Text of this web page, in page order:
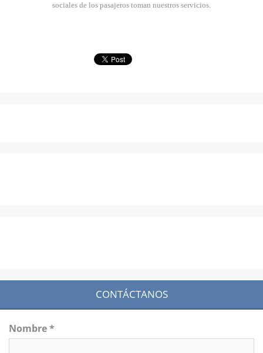
sociales de los pasajeros toman nuestros servicios.
CONTÁCTANOS
Nombre *